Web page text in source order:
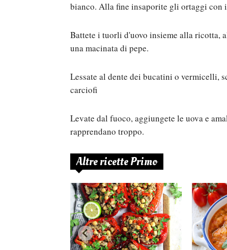
bianco. Alla fine insaporite gli ortaggi con
Battete i tuorli d'uovo insieme alla ricotta,
una macinata di pepe.
Lessate al dente dei bucatini o vermicelli,
carciofi
Levate dal fuoco, aggiungete le uova e
rapprendano troppo.
Altre ricette Primo